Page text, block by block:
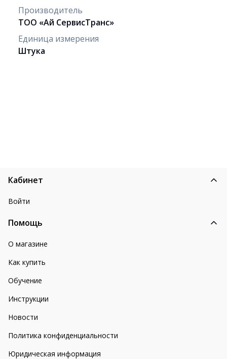
Производитель
ТОО «Ай СервисТранс»
Единица измерения
Штука
Кабинет
Войти
Помощь
О магазине
Как купить
Обучение
Инструкции
Новости
Политика конфиденциальности
Юридическая информация